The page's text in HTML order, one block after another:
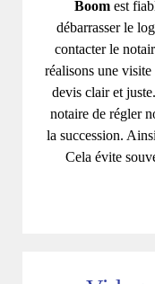
Boomest
débarrasser le
contacter le
réalisons une
devis clair et
notaire de régler
la succession.
Cela évite